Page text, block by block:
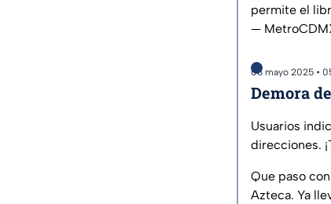
permite el
—
06 mayo 2025 •
Demora
Usuarios
direcciones.
Que paso
Azteca. Ya